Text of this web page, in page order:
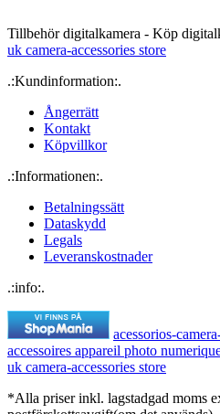
Tillbehör digitalkamera - Köp
uk camera-accessories store
.:Kundinformation:.
Ångerrätt
Kontakt
Köpvillkor
.:Informationen:.
Betalningssätt
Dataskydd
Legals
Leveranskostnader
.:info:.
acessorios-
accessoires appareil photo
uk camera-accessories store
*Alla priser inkl. lagstadgad moms